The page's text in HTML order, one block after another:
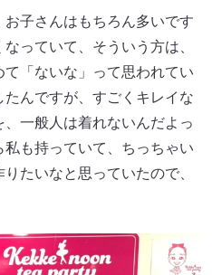
子さんはもちろん多いです
っていて、そういう方は、
「ないな」って思われてい
んですが、すごくキレイな
一般人は着れないんだよっ
も持っていて、ちっちゃい
たいなと思っていたので、